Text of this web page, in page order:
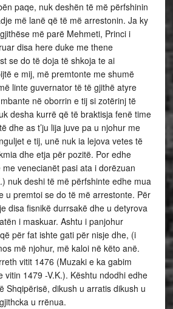
paqe, nuk deshën të më përfshinin
më lanë që të më arrestonin. Ja ky
më parë Mehmeti, Princi i
disa here duke me thene
se do të doja të shkoja te ai
e mij, më premtonte me shumë
linte guvernator të të gjithë atyre
në oborrin e tij si zotërinj të
desha kurrë që të braktisja fenë time
dhe as t’ju lija juve pa u njohur me
e tij, unë nuk ia lejova vetes të
dhe etja për pozitë. Por edhe
venecianët pasi ata i dorëzuan
nuk deshi të më përfshinte edhe mua
u premtoi se do të më arrestonte. Për
disa fisnikë durrsakë dhe u detyrova
i maskuar. Ashtu i panjohur
për fat ishte gati për nisje dhe, (i
më njohur, më kaloi në këto anë.
vitit 1476 (Muzaki e ka gabim
vitin 1479 -V.K.). Kështu ndodhi edhe
Shqipërisë, dikush u arratis dikush u
u rrënua.